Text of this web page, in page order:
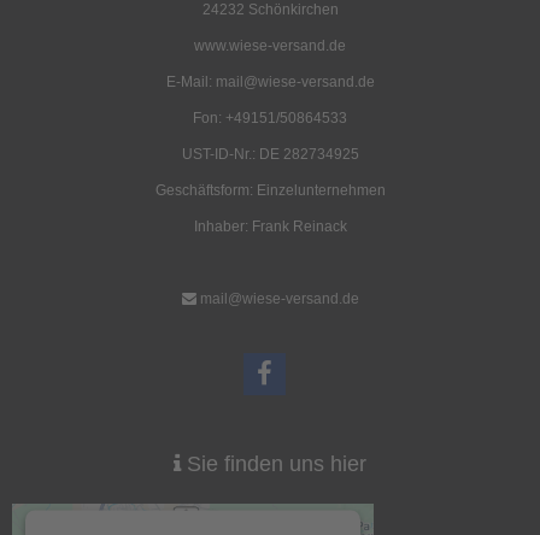
24232 Schönkirchen
www.wiese-versand.de
E-Mail: mail@wiese-versand.de
Fon: +49151/50864533
UST-ID-Nr.: DE 282734925
Geschäftsform: Einzelunternehmen
Inhaber: Frank Reinack
mail@wiese-versand.de
Sie finden uns hier